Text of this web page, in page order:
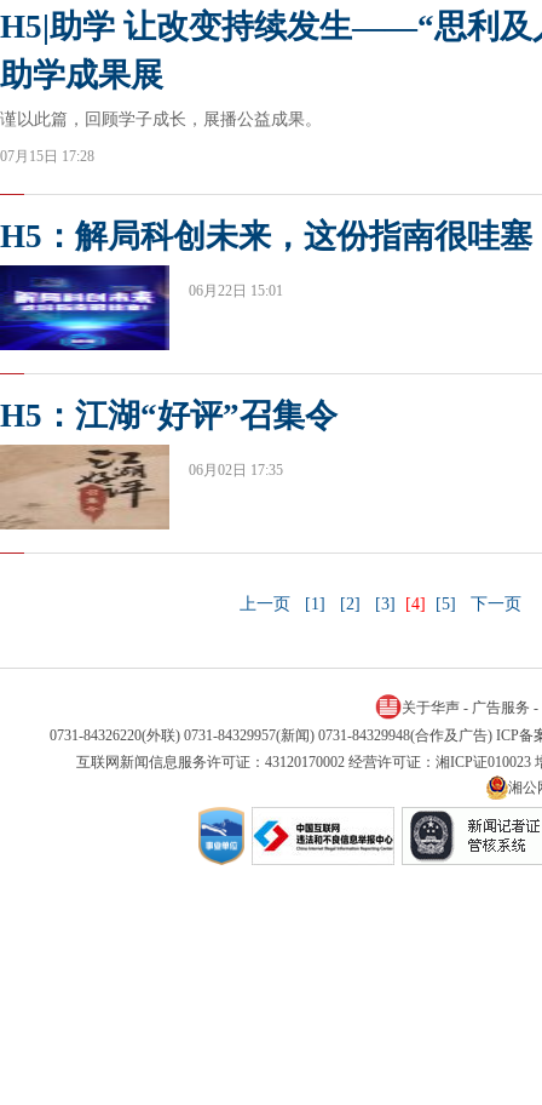
H5|助学 让改变持续发生——“思利及
助学成果展
谨以此篇，回顾学子成长，展播公益成果。
07月15日 17:28
H5：解局科创未来，这份指南很哇塞
06月22日 15:01
H5：江湖“好评”召集令
06月02日 17:35
上一页 [1] [2] [3] [4] [5] 下一页
关于华声 - 广告服务 -
0731-84326220(外联) 0731-84329957(新闻) 0731-84329948(合作及广告) ICP备
互联网新闻信息服务许可证：43120170002 经营许可证：湘ICP证
湘公